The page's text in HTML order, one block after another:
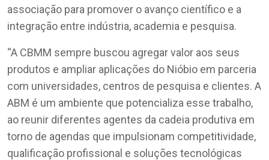
associação para promover o avanço científico e a
integração entre indústria, academia e pesquisa.
“A CBMM sempre buscou agregar valor aos seus
produtos e ampliar aplicações do Nióbio em parceria
com universidades, centros de pesquisa e clientes. A
ABM é um ambiente que potencializa esse trabalho,
ao reunir diferentes agentes da cadeia produtiva em
torno de agendas que impulsionam competitividade,
qualificação profissional e soluções tecnológicas